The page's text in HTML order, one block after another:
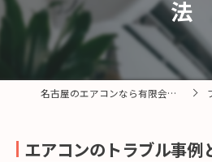
法
名古屋のエアコンなら有限会社富士メンテナンス
エアコンのトラブル事例